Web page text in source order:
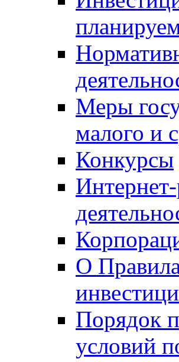
Меры
малого и
Конкурсы
О
Порядок
условий